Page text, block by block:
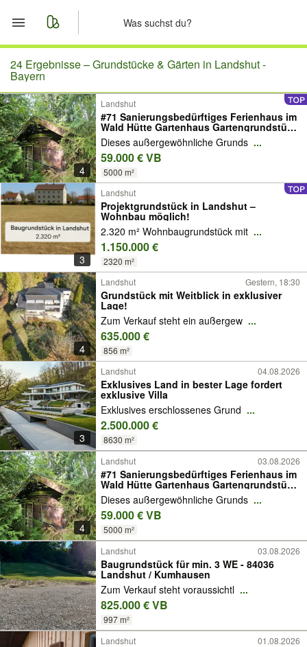
Start
Merkliste
Nachrichten
Anzeige aufgeben
24 Ergebnisse –Grundstücke & Gärten in Landshut -
Bayern
4
Landshut
#71 Sanierungsbedürftiges Ferienhaus im
Wald Hütte Gartenhaus Gartengrundstück
Bienenzucht Wochenendhaus
Dieses außergewöhnliche Grunds ...
59.000 € VB
5000 m²
3
Landshut
Projektgrundstück in Landshut –
Wohnbau möglich!
2.320 m² Wohnbaugrundstück mit ...
1.150.000 €
2320 m²
4
Landshut Gestern, 18:30
Grundstück mit Weitblick in exklusiver
Lage!
Zum Verkauf steht ein außergew ...
635.000 €
856 m²
3
Landshut 04.08.2026
Exklusives Land in bester Lage fordert
exklusive Villa
Exklusives erschlossenes Grund ...
2.500.000 €
8630 m²
4
Landshut 03.08.2026
#71 Sanierungsbedürftiges Ferienhaus im
Wald Hütte Gartenhaus Gartengrundstück
Bienenzucht Wochenendhaus
Dieses außergewöhnliche Grunds ...
59.000 € VB
5000 m²
Landshut
03.08.2026
Baugrundstück für min. 3 WE - 84036
Landshut / Kumhausen
Zum Verkauf steht voraussichtl ...
825.000 € VB
997 m²
Landshut 01.08.2026